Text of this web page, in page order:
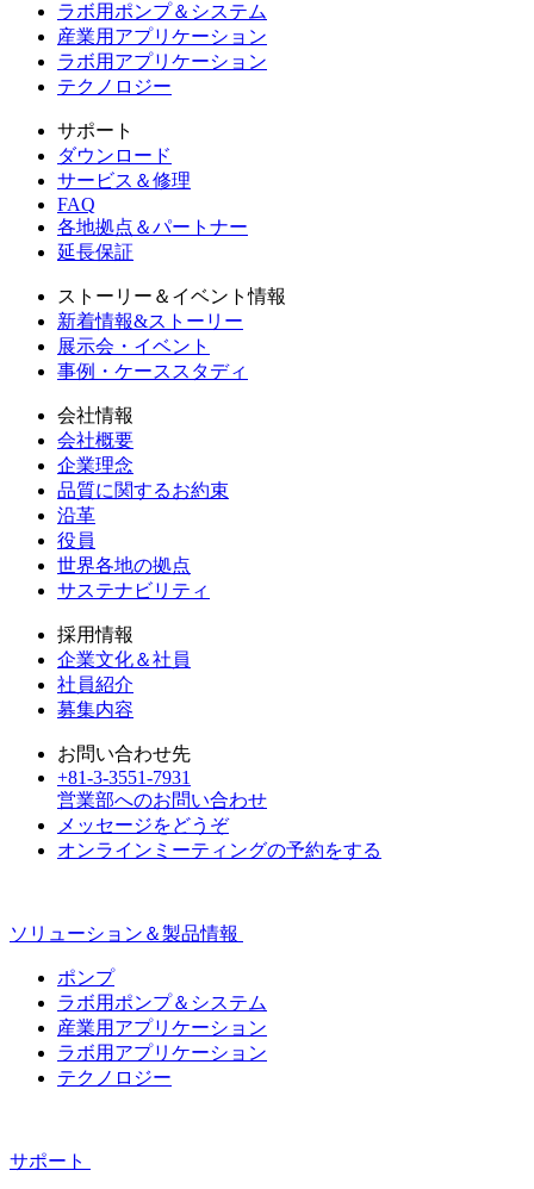
ラボ用ポンプ＆システム
産業用アプリケーション
ラボ用アプリケーション
テクノロジー
サポート
ダウンロード
サービス＆修理
FAQ
各地拠点＆パートナー
延長保証
ストーリー＆イベント情報
新着情報&ストーリー
展示会・イベント
事例・ケーススタディ
会社情報
会社概要
企業理念
品質に関するお約束
沿革
役員
世界各地の拠点
サステナビリティ
採用情報
企業文化＆社員
社員紹介
募集内容
お問い合わせ先
+81-3-3551-7931
営業部へのお問い合わせ
メッセージをどうぞ
オンラインミーティングの予約をする
ソリューション＆製品情報
ポンプ
ラボ用ポンプ＆システム
産業用アプリケーション
ラボ用アプリケーション
テクノロジー
サポート